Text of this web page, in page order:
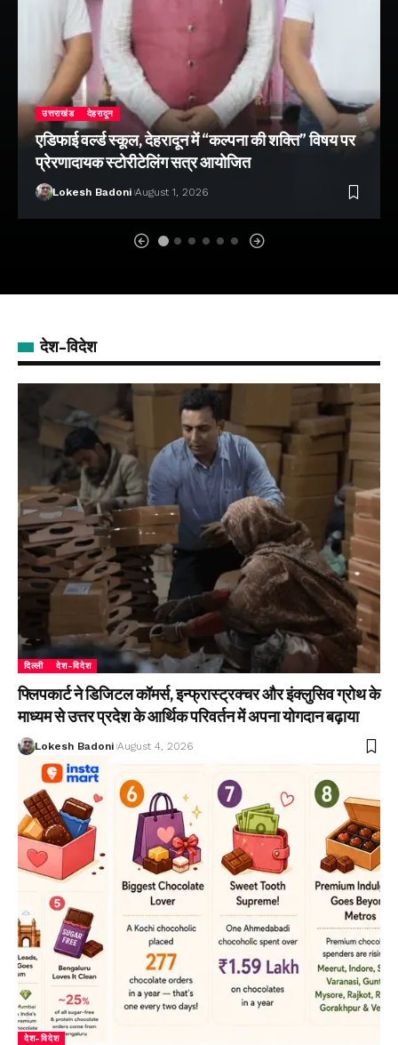
उत्तराखंड देहरादून
एडिफाई वर्ल्ड स्कूल, देहरादून में “कल्पना की शक्ति” विषय पर
प्रेरणादायक स्टोरीटेलिंग सत्र आयोजित
Lokesh Badoni August 1, 2026
देश-विदेश
दिल्ली देश-विदेश
फ्लिपकार्ट ने डिजिटल कॉमर्स, इन्फ्रास्ट्रक्चर और इंक्लुसिव ग्रोथ के
माध्यम से उत्तर प्रदेश के आर्थिक परिवर्तन में अपना योगदान बढ़ाया
Lokesh Badoni August 4, 2026
देश-विदेश